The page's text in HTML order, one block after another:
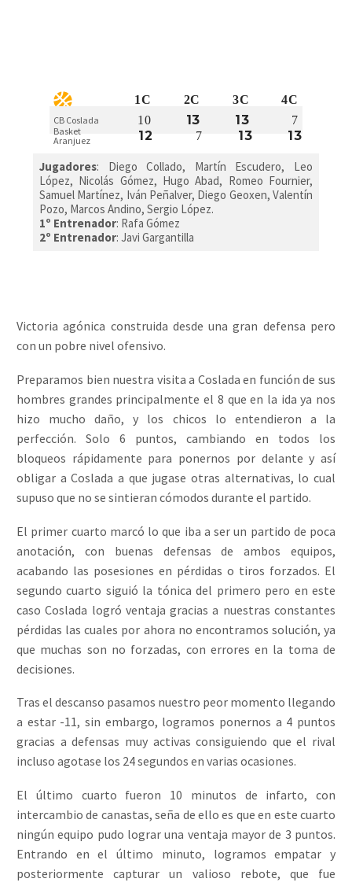
1C 2C 3C 4C
CB Coslada 10 13 13 7
Basket
Aranjuez
12 7 13 13
Jugadores: Diego Collado, Martín Escudero, Leo
López, Nicolás Gómez, Hugo Abad, Romeo Fournier,
Samuel Martínez, Iván Peñalver, Diego Geoxen, Valentín
Pozo, Marcos Andino, Sergio López.
1º Entrenador: Rafa Gómez
2º Entrenador: Javi Gargantilla
Victoria agónica construida desde una gran defensa pero
con un pobre nivel ofensivo.
Preparamos bien nuestra visita a Coslada en función de sus
hombres grandes principalmente el 8 que en la ida ya nos
hizo mucho daño, y los chicos lo entendieron a la
perfección. Solo 6 puntos, cambiando en todos los
bloqueos rápidamente para ponernos por delante y así
obligar a Coslada a que jugase otras alternativas, lo cual
supuso que no se sintieran cómodos durante el partido.
El primer cuarto marcó lo que iba a ser un partido de poca
anotación, con buenas defensas de ambos equipos,
acabando las posesiones en pérdidas o tiros forzados. El
segundo cuarto siguió la tónica del primero pero en este
caso Coslada logró ventaja gracias a nuestras constantes
pérdidas las cuales por ahora no encontramos solución, ya
que muchas son no forzadas, con errores en la toma de
decisiones.
Tras el descanso pasamos nuestro peor momento llegando
a estar -11, sin embargo, logramos ponernos a 4 puntos
gracias a defensas muy activas consiguiendo que el rival
incluso agotase los 24 segundos en varias ocasiones.
El último cuarto fueron 10 minutos de infarto, con
intercambio de canastas, seña de ello es que en este cuarto
ningún equipo pudo lograr una ventaja mayor de 3 puntos.
Entrando en el último minuto, logramos empatar y
posteriormente capturar un valioso rebote, que fue